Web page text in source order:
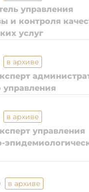
для
управления
и контроля
услуг
в архиве
управления
в архиве
управления
в архиве